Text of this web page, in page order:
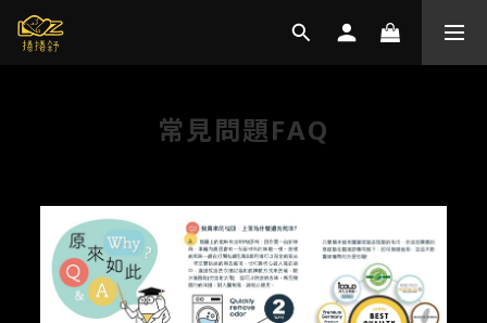
常見問題FAQ